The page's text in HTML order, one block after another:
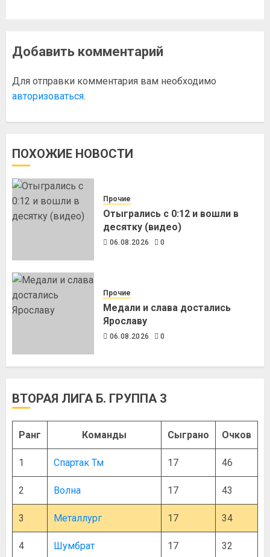
Добавить комментарий
Для отправки комментария вам необходимо
авторизоваться.
ПОХОЖИЕ НОВОСТИ
Прочие
Отыгрались с 0:12 и вошли в
десятку (видео)
06.08.2026 0
Прочие
Медали и слава достались
Ярославу
06.08.2026 0
ВТОРАЯ ЛИГА Б. ГРУППА 3
Ранг Команды Сыграно Очков
1 Спартак Тм 17 46
2 Волна 17 43
3 Металлург 17 34
4 Шумбрат 17 32